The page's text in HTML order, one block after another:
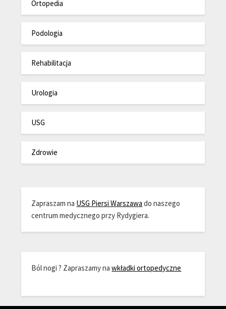
Ortopedia
Podologia
Rehabilitacja
Urologia
USG
Zdrowie
Zapraszam na USG Piersi Warszawa do naszego
centrum medycznego przy Rydygiera.
Ból nogi ? Zapraszamy nawkładki ortopedyczne